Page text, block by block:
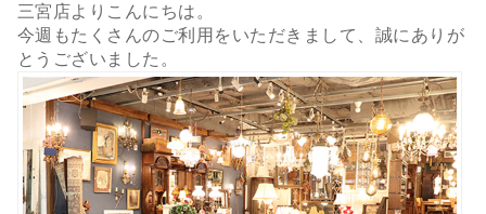
三宮店よりこんにちは。
今週もたくさんのご利用をいただきまして、誠にありが
とうございました。